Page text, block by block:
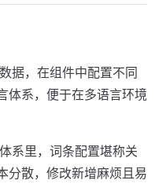
据，在组件中配置不同
体系，便于在多语言环境
系里，词条配置堪称关
分散，修改新增麻烦且易